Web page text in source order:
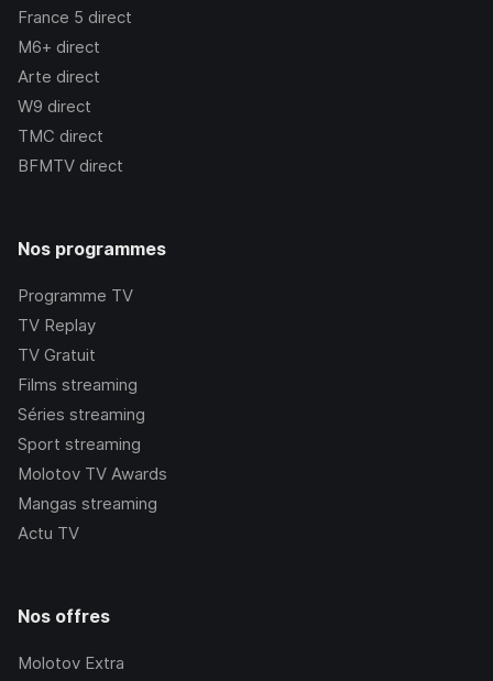
France 5 direct
M6+ direct
Arte direct
W9 direct
TMC direct
BFMTV direct
Nos programmes
Programme TV
TV Replay
TV Gratuit
Films streaming
Séries streaming
Sport streaming
Molotov TV Awards
Mangas streaming
Actu TV
Nos offres
Molotov Extra